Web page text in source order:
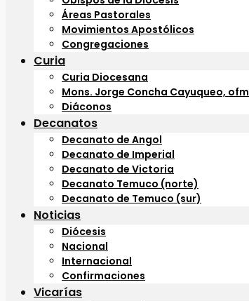
Áreas Pastorales
Movimientos Apostólicos
Congregaciones
Curia
Curia Diocesana
Mons. Jorge Concha Cayuqueo, ofm
Diáconos
Decanatos
Decanato de Angol
Decanato de Imperial
Decanato de Victoria
Decanato Temuco (norte)
Decanato de Temuco (sur)
Noticias
Diócesis
Nacional
Internacional
Confirmaciones
Vicarías